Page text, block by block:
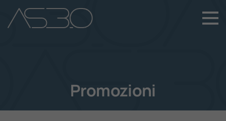
+39 049 899 4411
Auto Usate
Promozioni